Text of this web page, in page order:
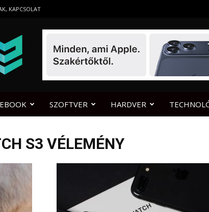
KAPCSOLAT
SZOFTVER HARDVER
S3 VÉLEMÉNY